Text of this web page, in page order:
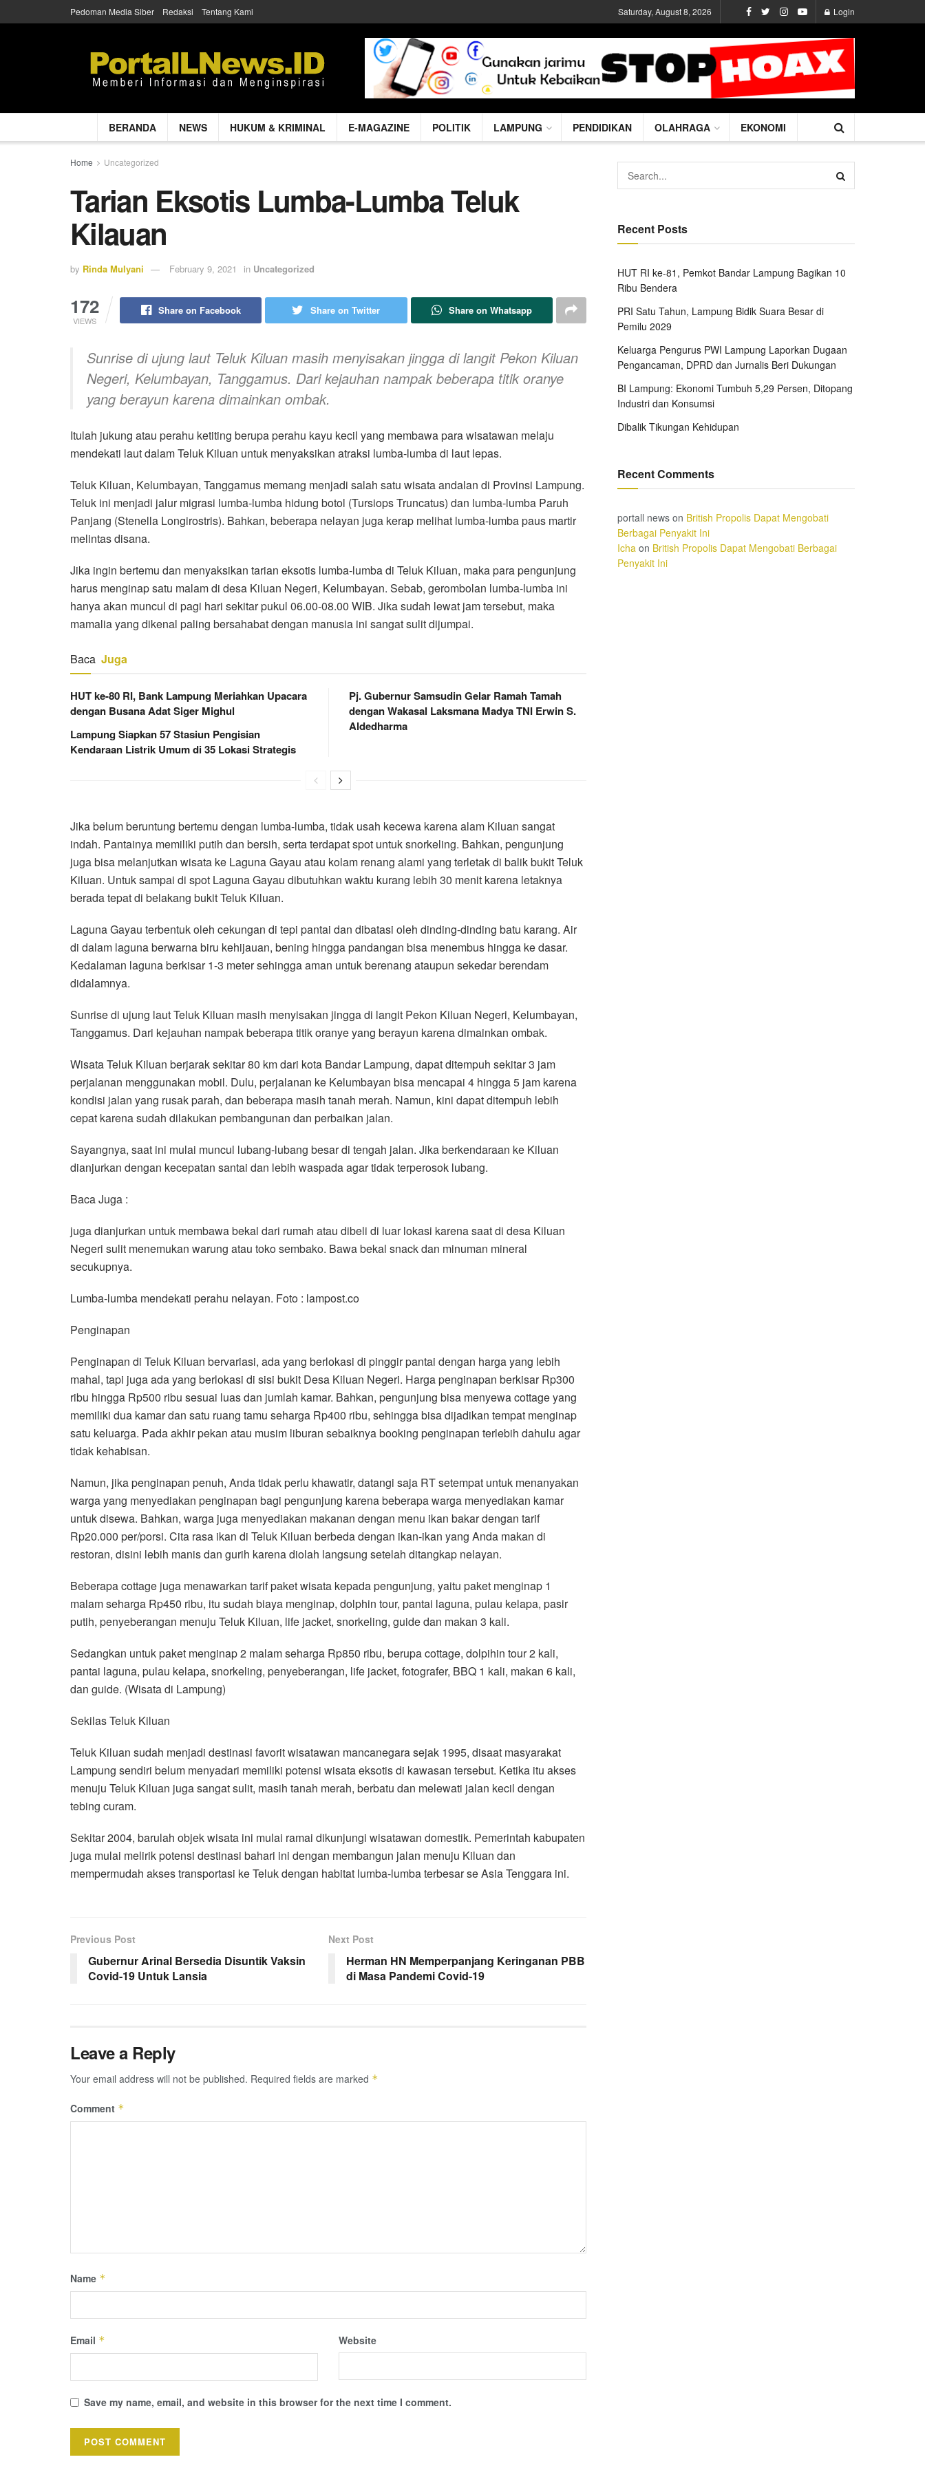
Pedoman Media Siber Redaksi Tentang Kami Saturday, August 8, 2026 Login
BERANDA NEWS HUKUM & KRIMINAL E-MAGAZINE POLITIK LAMPUNG PENDIDIKAN OLAHRAGA EKONOMI
Home Uncategorized
Tarian Eksotis Lumba-Lumba Teluk
Kilauan
by Rinda Mulyani February 9, 2021 in Uncategorized
172
VIEWS
Share on Facebook Share on Twitter Share on Whatsapp
Sunrise di ujung laut Teluk Kiluan masih menyisakan jingga di langit Pekon Kiluan
Negeri, Kelumbayan, Tanggamus. Dari kejauhan nampak beberapa titik oranye
yang berayun karena dimainkan ombak.
Itulah jukung atau perahu ketiting berupa perahu kayu kecil yang membawa para wisatawan melaju
mendekati laut dalam Teluk Kiluan untuk menyaksikan atraksi lumba-lumba di laut lepas.
Teluk Kiluan, Kelumbayan, Tanggamus memang menjadi salah satu wisata andalan di Provinsi Lampung.
Teluk ini menjadi jalur migrasi lumba-lumba hidung botol (Tursiops Truncatus) dan lumba-lumba Paruh
Panjang (Stenella Longirostris). Bahkan, beberapa nelayan juga kerap melihat lumba-lumba paus martir
melintas disana.
Jika ingin bertemu dan menyaksikan tarian eksotis lumba-lumba di Teluk Kiluan, maka para pengunjung
harus menginap satu malam di desa Kiluan Negeri, Kelumbayan. Sebab, gerombolan lumba-lumba ini
hanya akan muncul di pagi hari sekitar pukul 06.00-08.00 WIB. Jika sudah lewat jam tersebut, maka
mamalia yang dikenal paling bersahabat dengan manusia ini sangat sulit dijumpai.
Baca Juga
HUT ke-80 RI, Bank Lampung Meriahkan Upacara
dengan Busana Adat Siger Mighul
Lampung Siapkan 57 Stasiun Pengisian
Kendaraan Listrik Umum di 35 Lokasi Strategis
Pj. Gubernur Samsudin Gelar Ramah Tamah
dengan Wakasal Laksmana Madya TNI Erwin S.
Aldedharma
Jika belum beruntung bertemu dengan lumba-lumba, tidak usah kecewa karena alam Kiluan sangat
indah. Pantainya memiliki putih dan bersih, serta terdapat spot untuk snorkeling. Bahkan, pengunjung
juga bisa melanjutkan wisata ke Laguna Gayau atau kolam renang alami yang terletak di balik bukit Teluk
Kiluan. Untuk sampai di spot Laguna Gayau dibutuhkan waktu kurang lebih 30 menit karena letaknya
berada tepat di belakang bukit Teluk Kiluan.
Laguna Gayau terbentuk oleh cekungan di tepi pantai dan dibatasi oleh dinding-dinding batu karang. Air
di dalam laguna berwarna biru kehijauan, bening hingga pandangan bisa menembus hingga ke dasar.
Kedalaman laguna berkisar 1-3 meter sehingga aman untuk berenang ataupun sekedar berendam
didalamnya.
Sunrise di ujung laut Teluk Kiluan masih menyisakan jingga di langit Pekon Kiluan Negeri, Kelumbayan,
Tanggamus. Dari kejauhan nampak beberapa titik oranye yang berayun karena dimainkan ombak.
Wisata Teluk Kiluan berjarak sekitar 80 km dari kota Bandar Lampung, dapat ditempuh sekitar 3 jam
perjalanan menggunakan mobil. Dulu, perjalanan ke Kelumbayan bisa mencapai 4 hingga 5 jam karena
kondisi jalan yang rusak parah, dan beberapa masih tanah merah. Namun, kini dapat ditempuh lebih
cepat karena sudah dilakukan pembangunan dan perbaikan jalan.
Sayangnya, saat ini mulai muncul lubang-lubang besar di tengah jalan. Jika berkendaraan ke Kiluan
dianjurkan dengan kecepatan santai dan lebih waspada agar tidak terperosok lubang.
Baca Juga :
juga dianjurkan untuk membawa bekal dari rumah atau dibeli di luar lokasi karena saat di desa Kiluan
Negeri sulit menemukan warung atau toko sembako. Bawa bekal snack dan minuman mineral
secukupnya.
Lumba-lumba mendekati perahu nelayan. Foto : lampost.co
Penginapan
Penginapan di Teluk Kiluan bervariasi, ada yang berlokasi di pinggir pantai dengan harga yang lebih
mahal, tapi juga ada yang berlokasi di sisi bukit Desa Kiluan Negeri. Harga penginapan berkisar Rp300
ribu hingga Rp500 ribu sesuai luas dan jumlah kamar. Bahkan, pengunjung bisa menyewa cottage yang
memiliki dua kamar dan satu ruang tamu seharga Rp400 ribu, sehingga bisa dijadikan tempat menginap
satu keluarga. Pada akhir pekan atau musim liburan sebaiknya booking penginapan terlebih dahulu agar
tidak kehabisan.
Namun, jika penginapan penuh, Anda tidak perlu khawatir, datangi saja RT setempat untuk menanyakan
warga yang menyediakan penginapan bagi pengunjung karena beberapa warga menyediakan kamar
untuk disewa. Bahkan, warga juga menyediakan makanan dengan menu ikan bakar dengan tarif
Rp20.000 per/porsi. Cita rasa ikan di Teluk Kiluan berbeda dengan ikan-ikan yang Anda makan di
restoran, disini lebih manis dan gurih karena diolah langsung setelah ditangkap nelayan.
Beberapa cottage juga menawarkan tarif paket wisata kepada pengunjung, yaitu paket menginap 1
malam seharga Rp450 ribu, itu sudah biaya menginap, dolphin tour, pantai laguna, pulau kelapa, pasir
putih, penyeberangan menuju Teluk Kiluan, life jacket, snorkeling, guide dan makan 3 kali.
Sedangkan untuk paket menginap 2 malam seharga Rp850 ribu, berupa cottage, dolpihin tour 2 kali,
pantai laguna, pulau kelapa, snorkeling, penyeberangan, life jacket, fotografer, BBQ 1 kali, makan 6 kali,
dan guide. (Wisata di Lampung)
Sekilas Teluk Kiluan
Teluk Kiluan sudah menjadi destinasi favorit wisatawan mancanegara sejak 1995, disaat masyarakat
Lampung sendiri belum menyadari memiliki potensi wisata eksotis di kawasan tersebut. Ketika itu akses
menuju Teluk Kiluan juga sangat sulit, masih tanah merah, berbatu dan melewati jalan kecil dengan
tebing curam.
Sekitar 2004, barulah objek wisata ini mulai ramai dikunjungi wisatawan domestik. Pemerintah kabupaten
juga mulai melirik potensi destinasi bahari ini dengan membangun jalan menuju Kiluan dan
mempermudah akses transportasi ke Teluk dengan habitat lumba-lumba terbesar se Asia Tenggara ini.
Previous Post
Gubernur Arinal Bersedia Disuntik Vaksin
Covid-19 Untuk Lansia
Next Post
Herman HN Memperpanjang Keringanan PBB
di Masa Pandemi Covid-19
Leave a Reply
Your email address will not be published. Required fields are marked *
Comment *
Name *
Email * Website
Save my name, email, and website in this browser for the next time I comment.
Recent Posts
HUT RI ke-81, Pemkot Bandar Lampung Bagikan 10
Ribu Bendera
PRI Satu Tahun, Lampung Bidik Suara Besar di
Pemilu 2029
Keluarga Pengurus PWI Lampung Laporkan Dugaan
Pengancaman, DPRD dan Jurnalis Beri Dukungan
BI Lampung: Ekonomi Tumbuh 5,29 Persen, Ditopang
Industri dan Konsumsi
Dibalik Tikungan Kehidupan
Recent Comments
portall news on British Propolis Dapat Mengobati
Berbagai Penyakit Ini
Icha on British Propolis Dapat Mengobati Berbagai
Penyakit Ini